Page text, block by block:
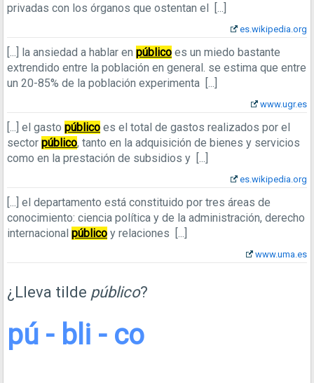
privadas con los órganos que ostentan el [...]
es.wikipedia.org
[...] la ansiedad a hablar en público es un miedo bastante
extrendido entre la población en general. se estima que entre
un 20-85% de la población experimenta [...]
www.ugr.es
[...] el gasto público es el total de gastos realizados por el
sector público, tanto en la adquisición de bienes y servicios
como en la prestación de subsidios y [...]
es.wikipedia.org
[...] el departamento está constituido por tres áreas de
conocimiento: ciencia política y de la administración, derecho
internacional público y relaciones [...]
www.uma.es
¿Lleva tilde público?
pú - bli - co